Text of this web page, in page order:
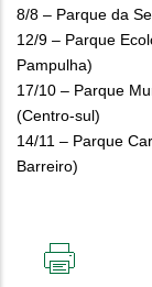
8/8 – Parque da
12/9 – Parque
Pampulha)
17/10 – Parque
(Centro-sul)
14/11 – Parque
Barreiro)